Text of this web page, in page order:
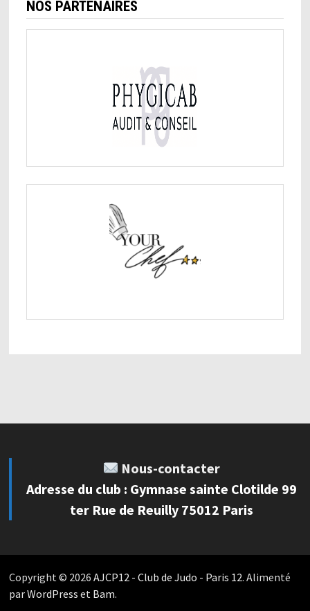
NOS PARTENAIRES
Nous-contacter
Adresse du club : Gymnase sainte Clotilde 99
ter Rue de Reuilly 75012 Paris
Copyright © 2026 AJCP12 - Club de Judo - Paris 12. Alimenté
parWordPress et Bam.